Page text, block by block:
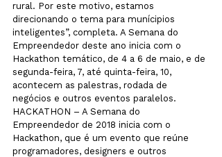
rural. Por este motivo, estamos
direcionando o tema para munícipios
inteligentes”, completa. A Semana do
Empreendedor deste ano inicia com o
Hackathon temático, de 4 a 6 de maio, e de
segunda-feira, 7, até quinta-feira, 10,
acontecem as palestras, rodada de
negócios e outros eventos paralelos.
HACKATHON – A Semana do
Empreendedor de 2018 inicia com o
Hackathon, que é um evento que reúne
programadores, designers e outros